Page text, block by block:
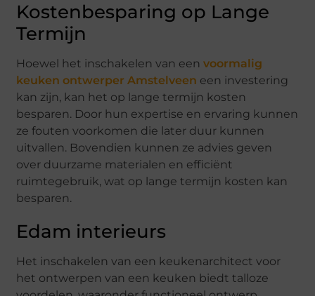
Kostenbesparing op Lange
Termijn
Hoewel het inschakelen van eenvoormalig
keuken ontwerper Amstelveen een investering
kan zijn, kan het op lange termijn kosten
besparen. Door hun expertise en ervaring kunnen
ze fouten voorkomen die later duur kunnen
uitvallen. Bovendien kunnen ze advies geven
over duurzame materialen en efficiënt
ruimtegebruik, wat op lange termijn kosten kan
besparen.
Edam interieurs
Het inschakelen van een keukenarchitect voor
het ontwerpen van een keuken biedt talloze